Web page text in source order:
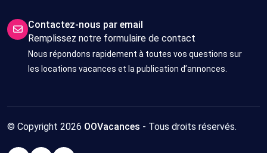
Contactez-nous par email
Remplissez notre formulaire de contact
Nous répondons rapidement à toutes vos questions sur
les locations vacances et la publication d’annonces.
© Copyright 2026 OOVacances - Tous droits réservés.